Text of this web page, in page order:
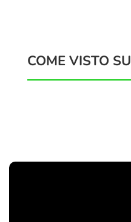
COME VISTO SU